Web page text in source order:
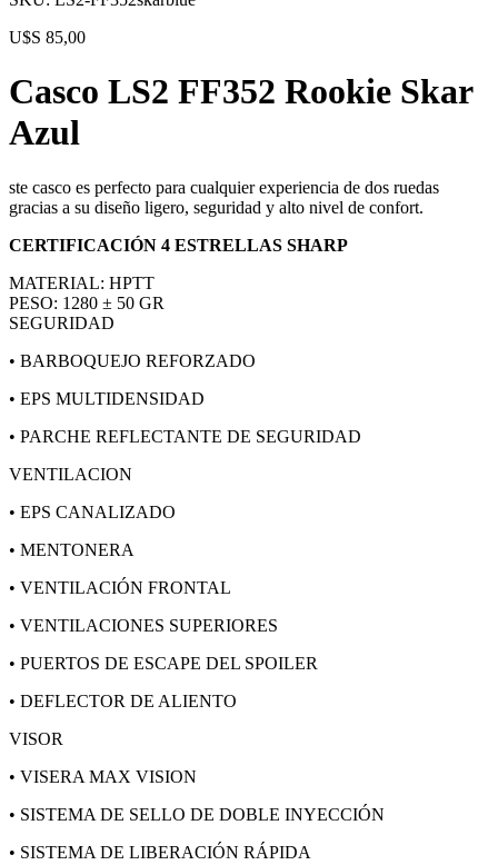
U$S 85,00
Casco LS2 FF352 Rookie Skar
Azul
ste casco es perfecto para cualquier experiencia de dos ruedas
gracias a su diseño ligero, seguridad y alto nivel de confort.
CERTIFICACIÓN 4 ESTRELLAS SHARP
MATERIAL: HPTT
PESO: 1280 ± 50 GR
SEGURIDAD
• BARBOQUEJO REFORZADO
• EPS MULTIDENSIDAD
• PARCHE REFLECTANTE DE SEGURIDAD
VENTILACION
• EPS CANALIZADO
• MENTONERA
• VENTILACIÓN FRONTAL
• VENTILACIONES SUPERIORES
• PUERTOS DE ESCAPE DEL SPOILER
• DEFLECTOR DE ALIENTO
VISOR
• VISERA MAX VISION
• SISTEMA DE SELLO DE DOBLE INYECCIÓN
• SISTEMA DE LIBERACIÓN RÁPIDA